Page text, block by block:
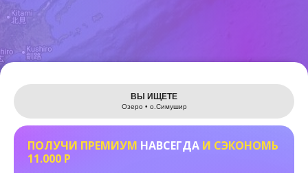
Leaflet
ВЫ ИЩЕТЕ
Озеро • о.Cимушир
ПОЛУЧИ ПРЕМИУМ НАВСЕГДА И СЭКОНОМЬ
11.000 Р